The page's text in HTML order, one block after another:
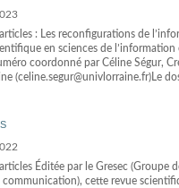
: Les reconfigurations de
en sciences de l’information
coordonné par Céline Ségur,
(celine.segur@univlorraine.fr)Le
Éditée par le Gresec (Groupe
communication), cette revue